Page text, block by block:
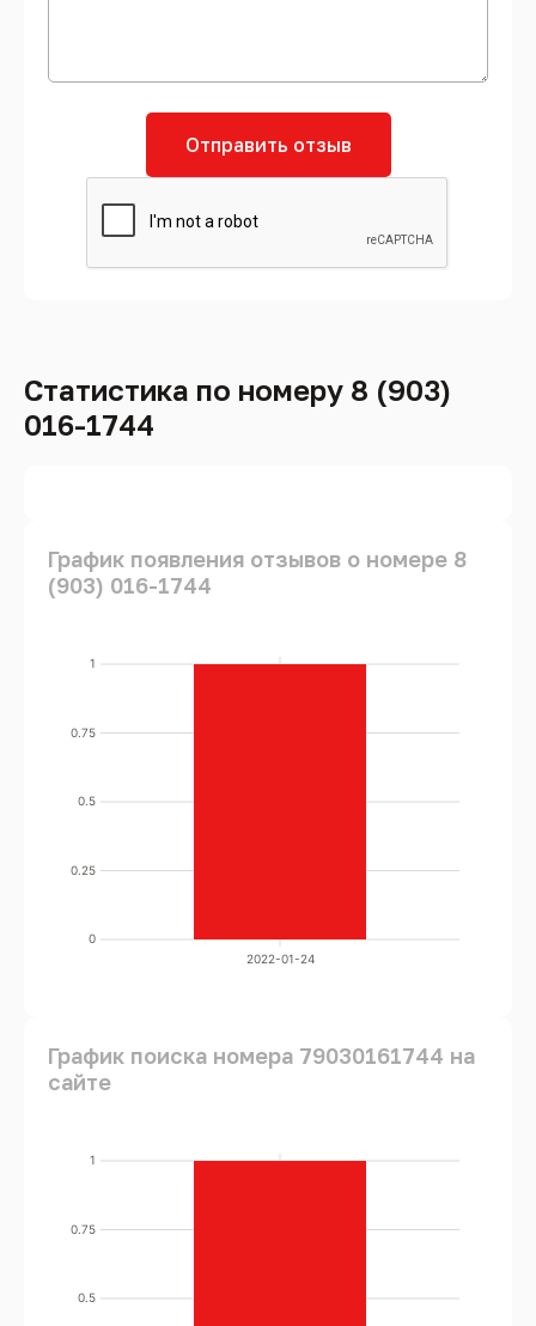
Отправить отзыв
Статистика по номеру 8 (903)
016-1744
График появления отзывов о номере 8
(903) 016-1744
0
0.25
0.5
0.75
1
2022-01-24
График поиска номера 79030161744 на
сайте
0.5
0.75
1